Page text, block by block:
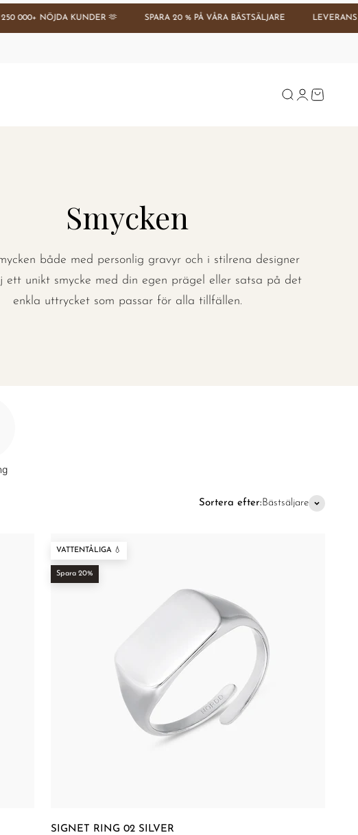
KUNDER 🫶 SPARA 20 % PÅ VÅRA BÄSTSÄLJARE LEVERANS PÅ 1–3
Öppna sök
Öppna
Öppna
Smycken
både med personlig gravyr och i stilrena designer
ett unikt smycke med din egen prägel eller satsa på det
enkla uttrycket som passar för alla tillfällen.
Sortera efter:Bästsäljare
VATTENTÅLIGA 💧
Spara 20%
SIGNET RING 02 SILVER